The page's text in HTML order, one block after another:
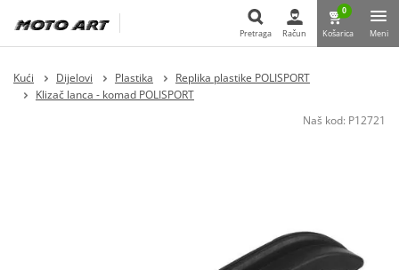
Pretraga Račun
0
Košarica Meni
Kući Dijelovi Plastika
Replika plastike POLISPORT
Klizač lanca - komad POLISPORT
Naš kod: P12721